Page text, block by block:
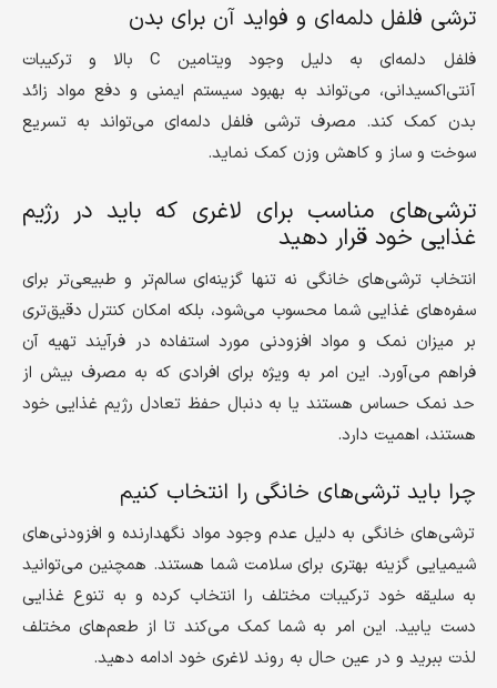
ترشی فلفل دلمه‌ای و فواید آن برای بدن
فلفل دلمه‌ای به دلیل وجود ویتامین C بالا و ترکیبات
آنتی‌اکسیدانی، می‌تواند به بهبود سیستم ایمنی و دفع مواد زائد
بدن کمک کند. مصرف ترشی فلفل دلمه‌ای می‌تواند به تسریع
سوخت و ساز و کاهش وزن کمک نماید.
ترشی‌های مناسب برای لاغری که باید در رژیم
غذایی خود قرار دهید
انتخاب ترشی‌های خانگی نه تنها گزینه‌ای سالم‌تر و طبیعی‌تر برای
سفره‌های غذایی شما محسوب می‌شود، بلکه امکان کنترل دقیق‌تری
بر میزان نمک و مواد افزودنی مورد استفاده در فرآیند تهیه آن
فراهم می‌آورد. این امر به ویژه برای افرادی که به مصرف بیش از
حد نمک حساس هستند یا به دنبال حفظ تعادل رژیم غذایی خود
هستند، اهمیت دارد.
چرا باید ترشی‌های خانگی را انتخاب کنیم
ترشی‌های خانگی به دلیل عدم وجود مواد نگهدارنده و افزودنی‌های
شیمیایی گزینه بهتری برای سلامت شما هستند. همچنین می‌توانید
به سلیقه خود ترکیبات مختلف را انتخاب کرده و به تنوع غذایی
دست یابید. این امر به شما کمک می‌کند تا از طعم‌های مختلف
لذت ببرید و در عین حال به روند لاغری خود ادامه دهید.